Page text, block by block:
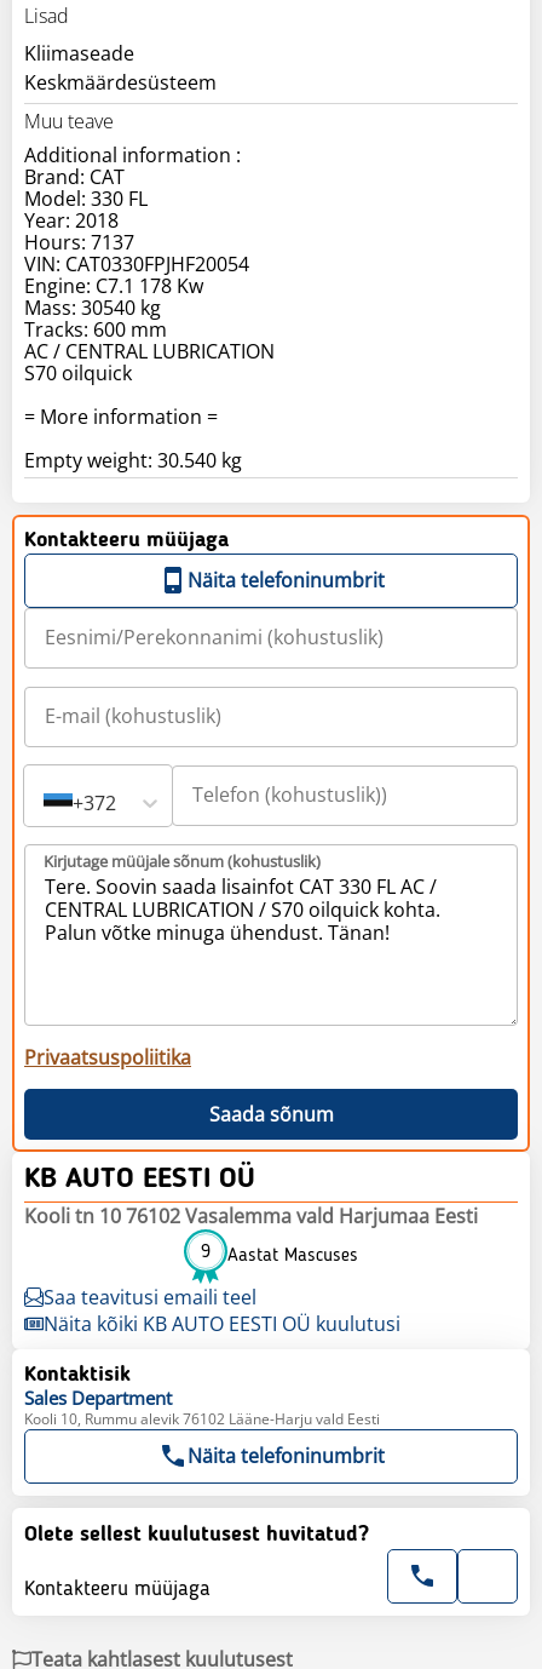
Lisad
Kliimaseade
Keskmäärdesüsteem
Muu teave
Additional information :
Brand: CAT
Model: 330 FL
Year: 2018
Hours: 7137
VIN: CAT0330FPJHF20054
Engine: C7.1 178 Kw
Mass: 30540 kg
Tracks: 600 mm
AC / CENTRAL LUBRICATION
S70 oilquick
= More information =
Empty weight: 30.540 kg
Kontakteeru müüjaga
Näita telefoninumbrit
+372
Kirjutage müüjale sõnum (kohustuslik)
Privaatsuspoliitika
Saada sõnum
KB AUTO EESTI OÜ
Kooli tn 10 76102 Vasalemma vald Harjumaa Eesti
9 Aastat Mascuses
Saa teavitusi emaili teel
Näita kõiki KB AUTO EESTI OÜ kuulutusi
Kontaktisik
Sales Department
Kooli 10, Rummu alevik 76102 Lääne-Harju vald Eesti
Näita telefoninumbrit
Olete sellest kuulutusest huvitatud?
Kontakteeru müüjaga
Teata kahtlasest kuulutusest